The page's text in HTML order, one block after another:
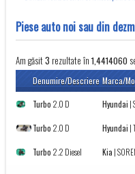
Piese auto noi sau din
Am găsit3 rezultate în 1,4414060
Denumire/Descriere Marca/
Turbo 2.0 D Hyundai |
Turbo 2.0 D Hyundai |
Turbo 2.2 Diesel Kia |